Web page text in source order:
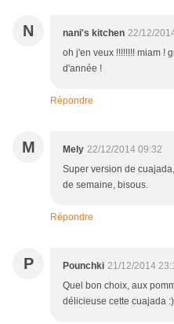
N nani's kitchen 22/12/
oh j'en veux !!!!!!!! miam !
d'année !
Répondre
M Mely 22/12/2014 09:32
Super version de
de semaine, bisous.
Répondre
P Pounchki 21/12/2014
Quel bon choix, aux
délicieuse cette cuajada